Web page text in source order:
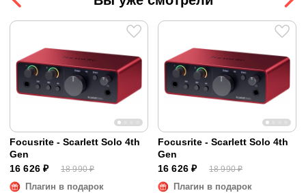
Входы (аналоговые только
линейные)
1
Выходы (на наушники)
1
Другие порты
Нет
Размеры и вес
Вес
Focusrite - Scarlett Solo 4th
Gen
16 626 ₽
18 990 ₽
Плагин в подарок
Focusrite - Scarlett Solo 4th
Gen
16 626 ₽
18 990 ₽
Плагин в подарок